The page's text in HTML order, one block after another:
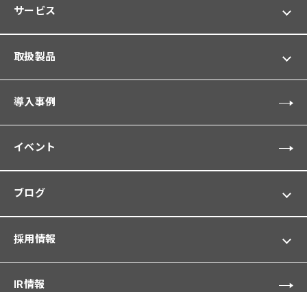
サービス
取扱製品
導入事例
イベント
ブログ
採用情報
IR情報